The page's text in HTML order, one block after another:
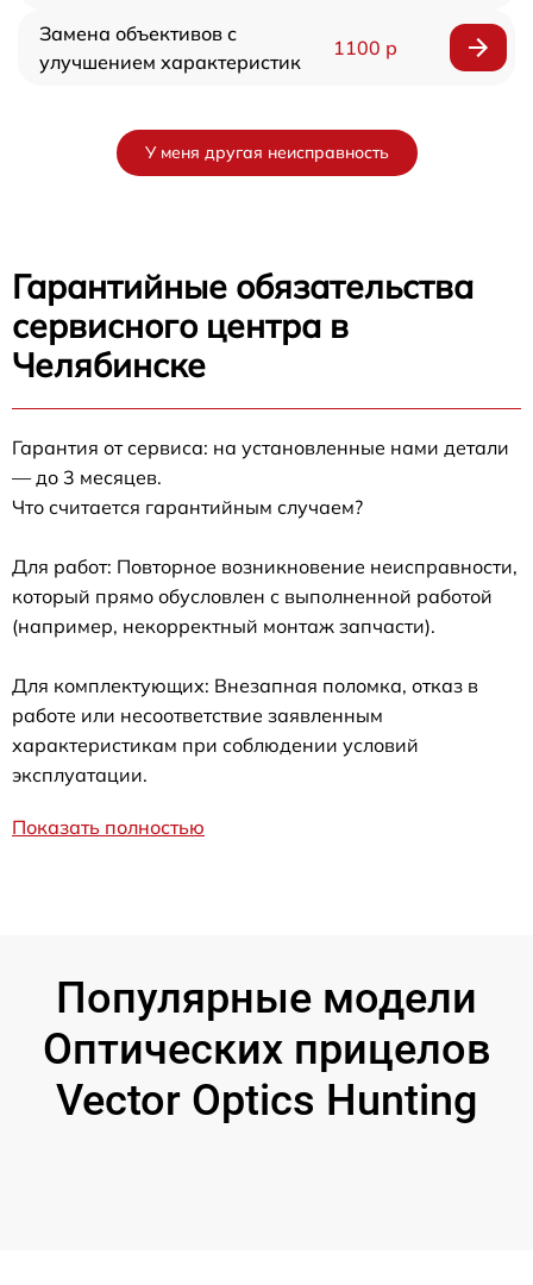
Замена объективов с
улучшением характеристик
1100 р
У меня другая неисправность
Гарантийные обязательства
сервисного центра в
Челябинске
Гарантия от сервиса: на установленные нами детали
— до 3 месяцев.
Что считается гарантийным случаем?
Для работ: Повторное возникновение неисправности,
который прямо обусловлен с выполненной работой
(например, некорректный монтаж запчасти).
Для комплектующих: Внезапная поломка, отказ в
работе или несоответствие заявленным
характеристикам при соблюдении условий
эксплуатации.
Показать полностью
Популярные модели
Оптических прицелов
Vector Optics Hunting